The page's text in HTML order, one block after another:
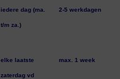
iedere dag (ma.
t/m za.)
2-5 werkdagen
elke laatste
zaterdag vd
max. 1 week